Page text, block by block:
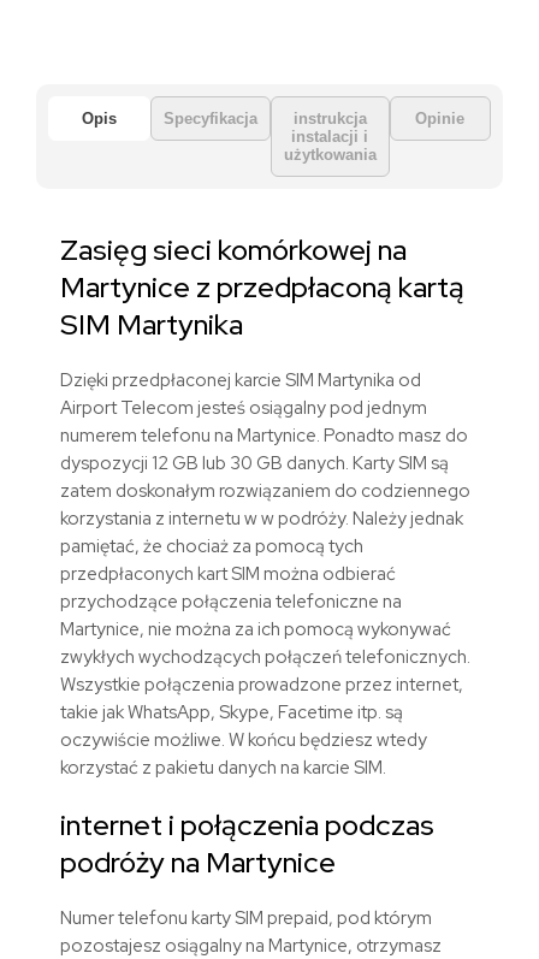
Opis Specyfikacja
instrukcja
instalacji i
użytkowania
Opinie
Zasięg sieci komórkowej na
Martynice z przedpłaconą kartą
SIM Martynika
Dzięki przedpłaconej karcie SIM Martynika od
Airport Telecom jesteś osiągalny pod jednym
numerem telefonu na Martynice. Ponadto masz do
dyspozycji 12 GB lub 30 GB danych. Karty SIM są
zatem doskonałym rozwiązaniem do codziennego
korzystania z internetu w w podróży. Należy jednak
pamiętać, że chociaż za pomocą tych
przedpłaconych kart SIM można odbierać
przychodzące połączenia telefoniczne na
Martynice, nie można za ich pomocą wykonywać
zwykłych wychodzących połączeń telefonicznych.
Wszystkie połączenia prowadzone przez internet,
takie jak WhatsApp, Skype, Facetime itp. są
oczywiście możliwe. W końcu będziesz wtedy
korzystać z pakietu danych na karcie SIM.
internet i połączenia podczas
podróży na Martynice
Numer telefonu karty SIM prepaid, pod którym
pozostajesz osiągalny na Martynice, otrzymasz